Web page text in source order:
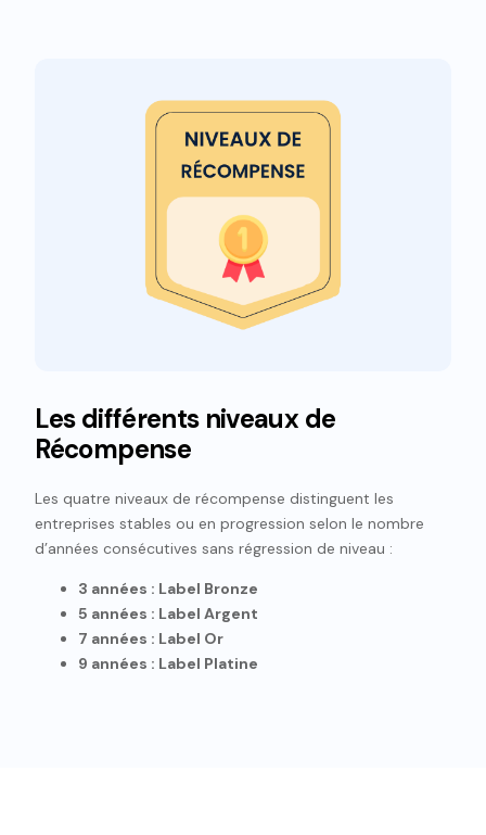
Les différents niveaux de
Récompense
Les quatre niveaux de récompense distinguent les
entreprises stables ou en progression selon le nombre
d’années consécutives sans régression de niveau :
3 années : Label Bronze
5 années : Label Argent
7 années : Label Or
9 années : Label Platine